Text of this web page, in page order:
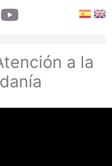
de ayuda a la
a la